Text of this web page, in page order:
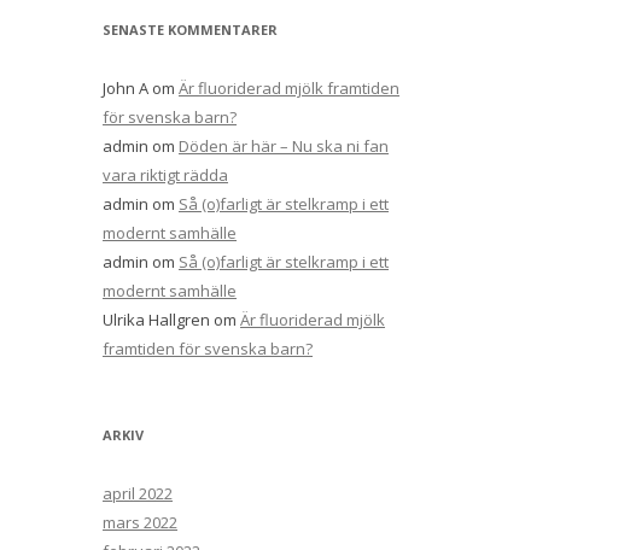
SENASTE KOMMENTARER
John A om Är fluoriderad mjölk framtiden
för svenska barn?
admin om Döden är här – Nu ska ni fan
vara riktigt rädda
admin om Så (o)farligt är stelkramp i ett
modernt samhälle
admin om Så (o)farligt är stelkramp i ett
modernt samhälle
Ulrika Hallgren om Är fluoriderad mjölk
framtiden för svenska barn?
ARKIV
april 2022
mars 2022